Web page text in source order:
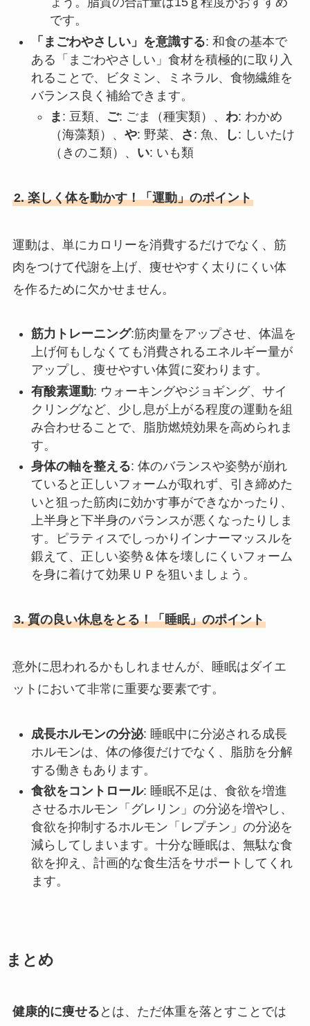
です。
「まごわやさしい」を意識する: 和食の基本で
ある「まごわやさしい」食材を積極的に取り入
れることで、ビタミン、ミネラル、食物繊維を
バランス良く補給できます。
ま : 豆類、 ご: ごま（種実類）、 わ: わかめ
（海藻類）、 や: 野菜、 さ : 魚、 し: しいたけ
（きのこ類）、 い: いも類
2. 楽しく体を動かす！「運動」のポイント
運動は、単にカロリーを消費するだけでなく、筋
肉をつけて代謝を上げ、痩せやすく太りにくい体
を作るために欠かせません。
筋力トレーニング:筋肉量をアップさせ、体温を
上げ何もしなくても消費されるエネルギー量が
アップし、痩せやすい体質に変わります。
有酸素運動: ウォーキングやジョギング、サイ
クリングなど、少し息が上がる程度の運動を組
み合わせることで、脂肪燃焼効果を高められま
す。
身体の軸を整える: 体のバランスや姿勢が崩れ
ていると正しいフォームが取れず、引き締めた
いと狙った筋肉に効かす事ができなかったり、
上半身と下半身のバランスが悪くなったりしま
す。ピラティスでしっかりインナーマッスルを
鍛えて、正しい姿勢＆体を壊しにくいフォーム
を身に着けて効果ＵＰを狙いましょう。
3. 質の良い休息をとる！「睡眠」のポイント
意外に思われるかもしれませんが、睡眠はダイエ
ットにおいて非常に重要な要素です。
成長ホルモンの分泌: 睡眠中に分泌される成長
ホルモンは、体の修復だけでなく、脂肪を分解
する働きもあります。
食欲をコントロール: 睡眠不足は、食欲を増進
させるホルモン「グレリン」の分泌を増やし、
食欲を抑制するホルモン「レプチン」の分泌を
減らしてしまいます。十分な睡眠は、無駄な食
欲を抑え、計画的な食生活をサポートしてくれ
ます。
まとめ
健康的に痩せる とは、ただ体重を落とすことでは